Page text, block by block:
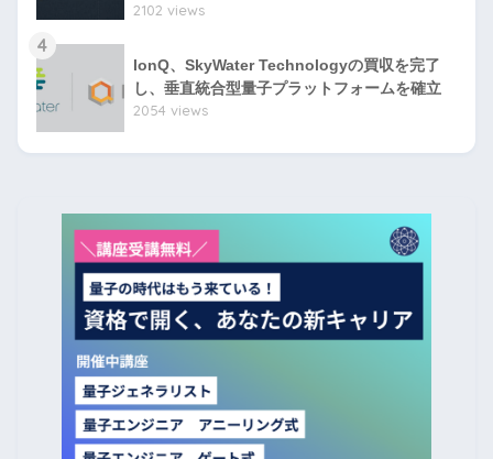
2102 views
4
IonQ、SkyWater Technologyの買収を完了
し、垂直統合型量子プラットフォームを確立
2054 views